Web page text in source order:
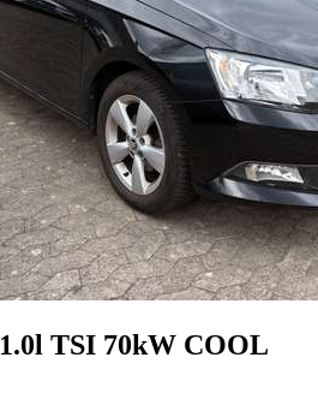
1.0l TSI 70kW COOL